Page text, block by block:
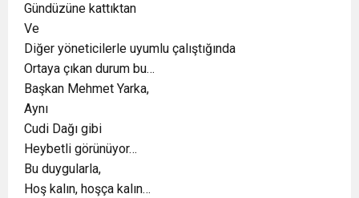
Gündüzüne kattıktan
Ve
Diğer yöneticilerle uyumlu çalıştığında
Ortaya çıkan durum bu…
Başkan Mehmet Yarka,
Aynı
Cudi Dağı gibi
Heybetli görünüyor…
Bu duygularla,
Hoş kalın, hoşça kalın…